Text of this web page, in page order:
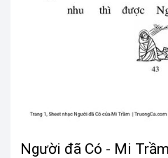
Người đã Có - Mi Trầm